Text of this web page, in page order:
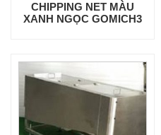
CHIPPING NET MÀU
XANH NGỌC GOMICH3